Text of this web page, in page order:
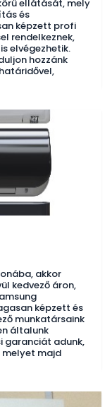
ellátását, mely
és
képzett profi
rendelkeznek,
elvégezhetik.
hozzánk
akkor
kedvező áron,
képzett és
munkatársaink
általunk
garanciát adunk,
melyet majd